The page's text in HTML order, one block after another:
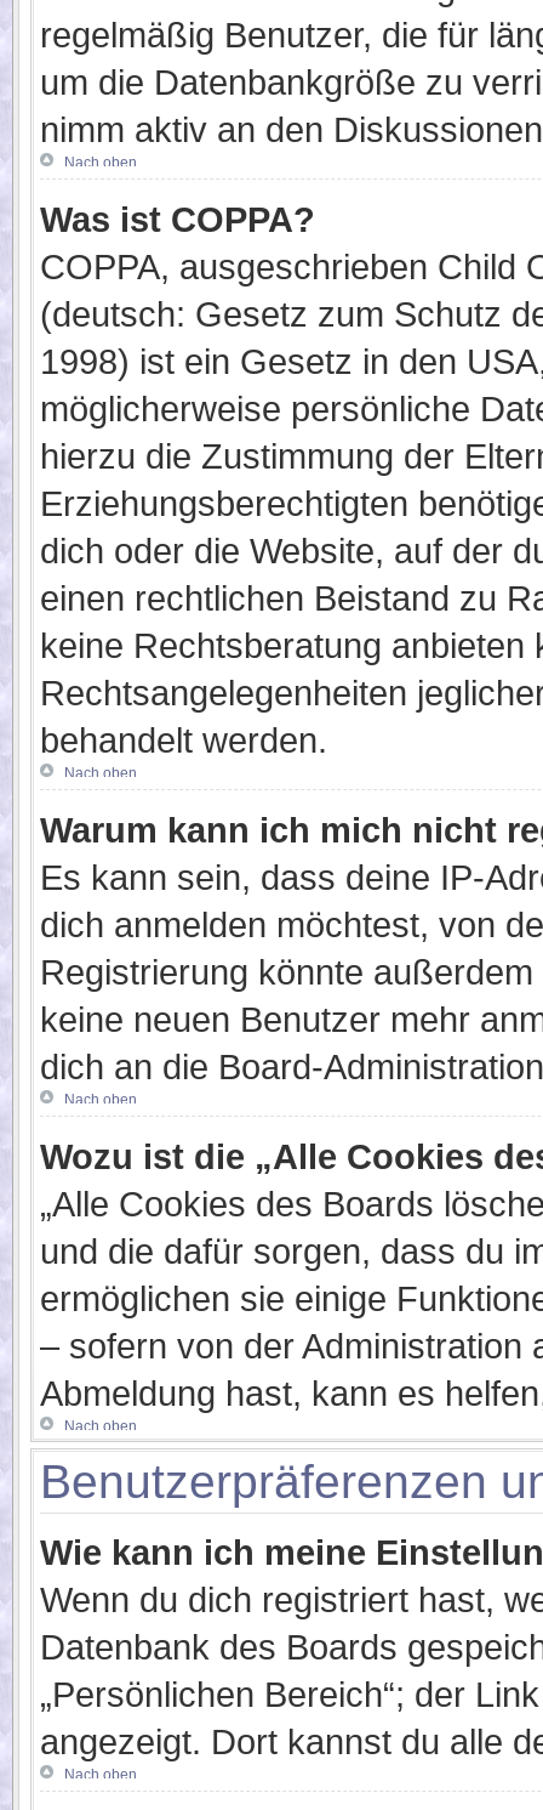
regelmäßig Benutzer, die für
um die Datenbankgröße zu
nimm aktiv an den
Nach oben
Was ist COPPA?
COPPA, ausgeschrieben Child
(deutsch: Gesetz zum Schutz
1998) ist ein Gesetz in den
möglicherweise persönliche
hierzu die Zustimmung der
Erziehungsberechtigten
dich oder die Website, auf der
einen rechtlichen Beistand zu
keine Rechtsberatung anbieten
Rechtsangelegenheiten
behandelt werden.
Nach oben
Warum kann ich mich nicht
Es kann sein, dass deine IP-
dich anmelden möchtest, von
Registrierung könnte
keine neuen Benutzer mehr
dich an die Board-
Nach oben
Wozu ist die „Alle Cookies
„Alle Cookies des Boards
und die dafür sorgen, dass du
ermöglichen sie einige
– sofern von der Administration
Abmeldung hast, kann es
Nach oben
Benutzerpräferenzen
Wie kann ich meine
Wenn du dich registriert hast,
Datenbank des Boards
„Persönlichen Bereich“; der
angezeigt. Dort kannst du alle
Nach oben